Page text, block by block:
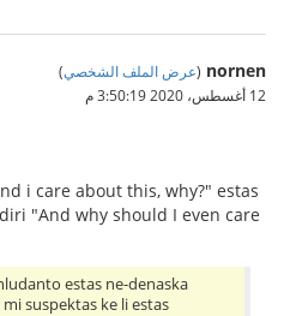
nornen
(عرض الملف الشخصي)
12 أغسطس، 2020 3:50:19 م
i care about this, why?" estas
"And why should I even care
estas ne-denaska
suspektas ke li estas